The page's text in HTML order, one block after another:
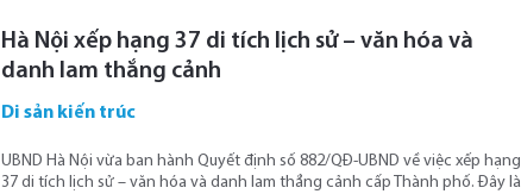
Hà Nội xếp hạng 37 di tích lịch sử – văn hóa và
danh lam thắng cảnh
Di sản kiến trúc
UBND Hà Nội vừa ban hành Quyết định số 882/QĐ-UBND về việc xếp hạng
37 di tích lịch sử – văn hóa và danh lam thắng cảnh cấp Thành phố. Đây là